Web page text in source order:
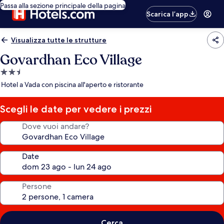
Passa alla sezione principale della pagina
Scarica l’app
Visualizza tutte le strutture
Govardhan Eco Village
Struttura
a
stelle
Hotel a Vada con piscina all'aperto e ristorante
Scegli le date per vedere i prezzi
Dove vuoi andare?
Date
Persone